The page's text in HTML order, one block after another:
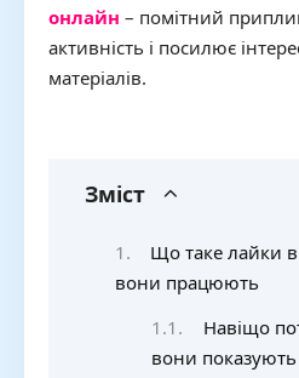
онлайн – помітний
активність і посилює
матеріалів.
Зміст
Що таке лайки в
вони працюють
Навіщо
вони